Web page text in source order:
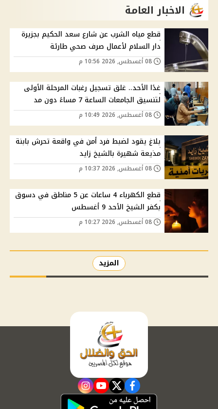
الاخبار العامة
قطع مياه الشرب عن شارع سعد الحكيم بجزيرة
دار السلام لأعمال صرف صحي طارئة
غدًا الأحد.. غلق تسجيل رغبات المرحلة الأولى
لتنسيق الجامعات الساعة 7 مساءً دون مد
بلاغ يقود لضبط فرد أمن في واقعة تحرش بابنة
مذيعة شهيرة بالشيخ زايد
قطع الكهرباء 4 ساعات عن 5 مناطق في دسوق
بكفر الشيخ الأحد 9 أغسطس
المزيد
facebook
twitter
youtube
instagram